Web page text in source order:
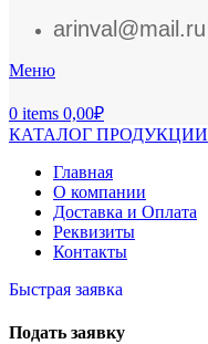
arinval@mail.ru
Меню
0 items 0,00₽
КАТАЛОГ ПРОДУКЦИИ
Главная
О компании
Доставка и Оплата
Реквизиты
Контакты
Быстрая заявка
Подать заявку